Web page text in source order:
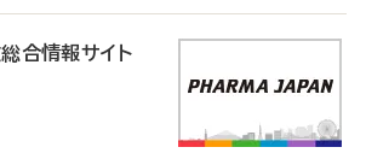
合情報サイト